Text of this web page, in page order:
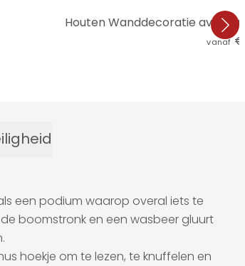
Houten Wanddecoratie
vanaf €
een podium waarop overal iets te
boomstronk en een wasbeer gluurt
hoekje om te lezen, te knuffelen en